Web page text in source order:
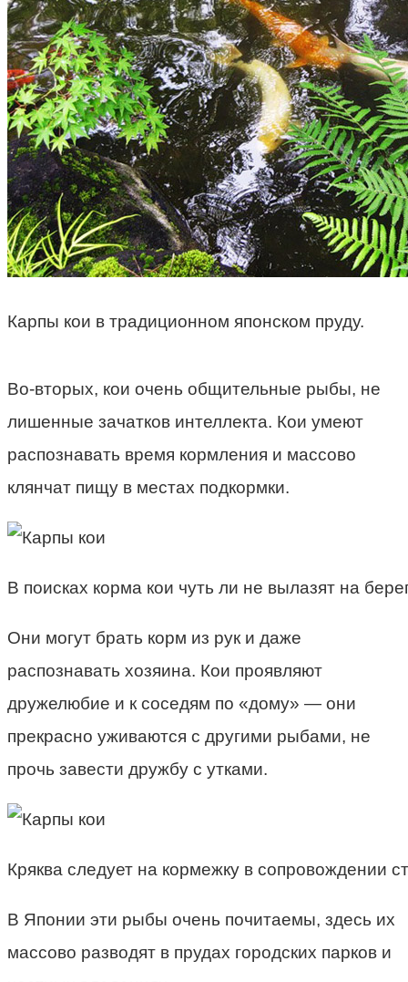
Карпы кои в традиционном японском пруду.
Во-вторых, кои очень общительные рыбы, не
лишенные зачатков интеллекта. Кои умеют
распознавать время кормления и массово
клянчат пищу в местах подкормки.
В поисках корма кои чуть ли не вылазят на
Они могут брать корм из рук и даже
распознавать хозяина. Кои проявляют
дружелюбие и к соседям по «дому» — они
прекрасно уживаются с другими рыбами, не
прочь завести дружбу с утками.
Кряква следует на кормежку в сопровождении
В Японии эти рыбы очень почитаемы, здесь их
массово разводят в прудах городских парков и